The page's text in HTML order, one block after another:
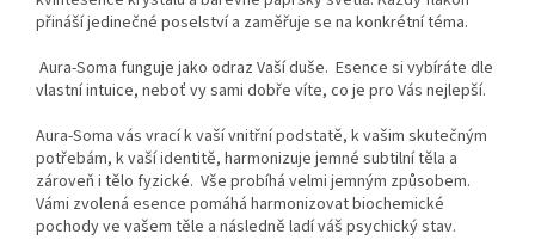
přináší jedinečné poselství a zaměřuje se na konkrétní téma.
Aura-Soma funguje jako odraz Vaší duše. Esence si vybíráte dle
vlastní intuice, neboť vy sami dobře víte, co je pro Vás nejlepší.
Aura-Soma vás vrací k vaší vnitřní podstatě, k vašim skutečným
potřebám, k vaší identitě, harmonizuje jemné subtilní těla a
zároveň i tělo fyzické. Vše probíhá velmi jemným způsobem.
Vámi zvolená esence pomáhá harmonizovat biochemické
pochody ve vašem těle a následně ladí váš psychický stav.